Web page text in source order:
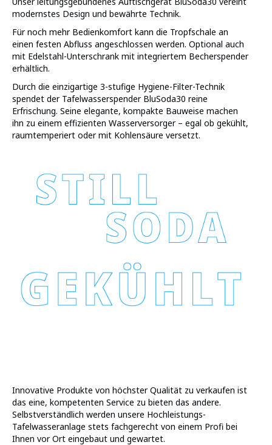
modernstes Design und bewährte Technik.
Für noch mehr Bedienkomfort kann die Tropfschale an
einen festen Abfluss angeschlossen werden. Optional auch
mit Edelstahl-Unterschrank mit integriertem Becherspender
erhältlich.
Durch die einzigartige 3-stufige Hygiene-Filter-Technik
spendet der Tafelwasserspender BluSoda30 reine
Erfrischung. Seine elegante, kompakte Bauweise machen
ihn zu einem effizienten Wasserversorger – egal ob gekühlt,
raumtemperiert oder mit Kohlensäure versetzt.
Innovative Produkte von höchster Qualität zu verkaufen ist
das eine, kompetenten Service zu bieten das andere.
Selbstverständlich werden unsere Hochleistungs-
Tafelwasseranlage stets fachgerecht von einem Profi bei
Ihnen vor Ort eingebaut und gewartet.